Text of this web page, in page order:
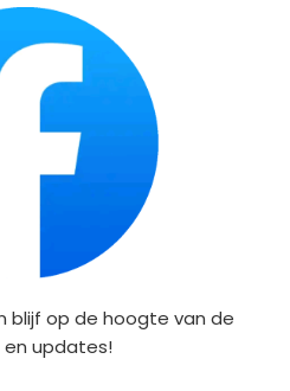
blijf op de hoogte van de
updates!